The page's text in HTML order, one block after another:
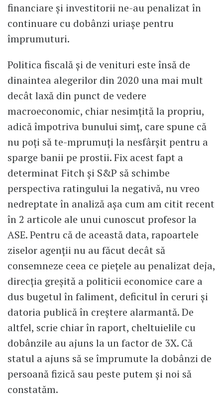
financiare și investitorii ne-au penalizat în
continuare cu dobânzi uriașe pentru
împrumuturi.
Politica fiscală și de venituri este însă de
dinaintea alegerilor din 2020 una mai mult
decât laxă din punct de vedere
macroeconomic, chiar nesimțită la propriu,
adică împotriva bunului simț, care spune că
nu poți să te-mprumuți la nesfârșit pentru a
sparge banii pe prostii. Fix acest fapt a
determinat Fitch și S&P să schimbe
perspectiva ratingului la negativă, nu vreo
nedreptate în analiză așa cum am citit recent
în 2 articole ale unui cunoscut profesor la
ASE. Pentru că de această data, rapoartele
ziselor agenții nu au făcut decât să
consemneze ceea ce piețele au penalizat deja,
direcția greșită a politicii economice care a
dus bugetul în faliment, deficitul în ceruri și
datoria publică în creștere alarmantă. De
altfel, scrie chiar în raport, cheltuielile cu
dobânzile au ajuns la un factor de 3X. Că
statul a ajuns să se împrumute la dobânzi de
persoană fizică sau peste putem și noi să
constatăm.